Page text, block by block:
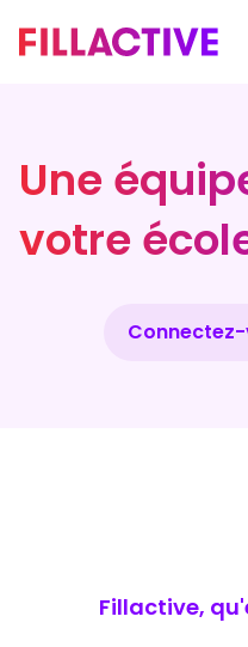
Une
votre
Fillactive,